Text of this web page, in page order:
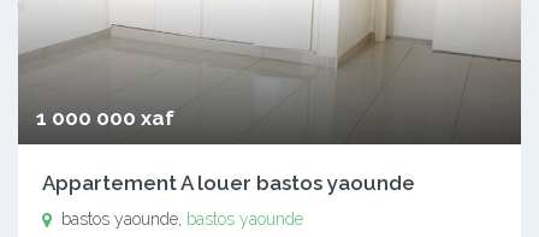
1 000 000 xaf
Appartement A louer bastos yaounde
bastos yaounde, bastos yaounde